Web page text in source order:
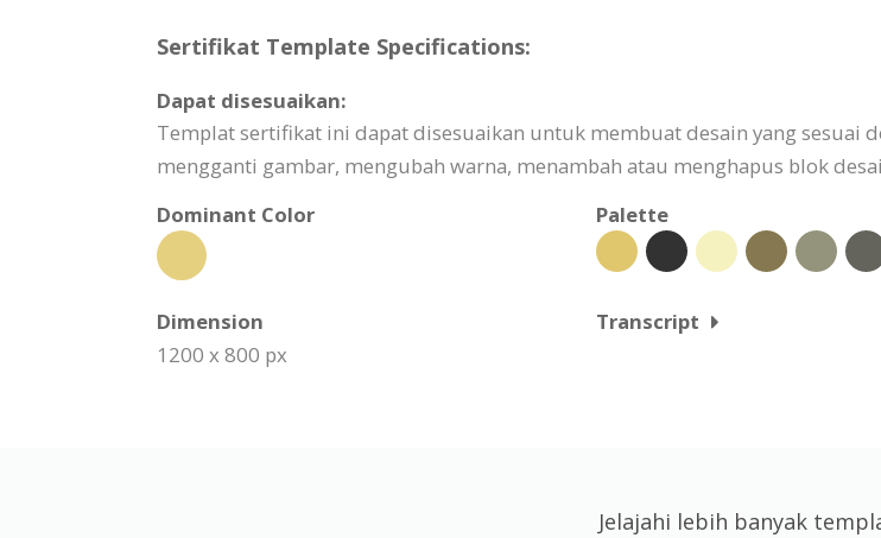
Sertifikat Template Specifications:
Dapat disesuaikan:
Templat sertifikat ini dapat disesuaikan untuk membuat desain yang sesuai
mengganti gambar, mengubah warna, menambah atau menghapus blok
Dominant Color
Palette
Dimension
1200 x 800 px
Transcript
Jelajahi lebih banyak